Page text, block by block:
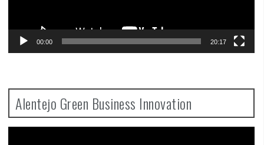
00:00 20:17
Alentejo Green Business Innovation